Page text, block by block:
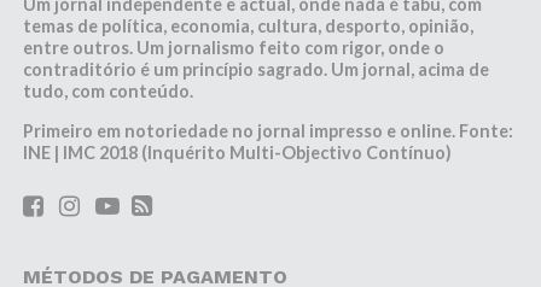
Um jornal independente e actual, onde nada é tabu, com
temas de política, economia, cultura, desporto, opinião,
entre outros. Um jornalismo feito com rigor, onde o
contraditório é um princípio sagrado. Um jornal, acima de
tudo, com conteúdo.
Primeiro em notoriedade no jornal impresso e online. Fonte:
INE | IMC 2018 (Inquérito Multi-Objectivo Contínuo)
MÉTODOS DE PAGAMENTO